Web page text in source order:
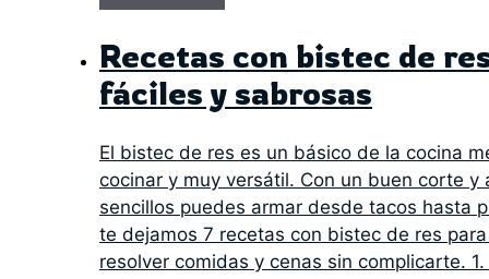
Recetas con bistec de
fáciles y sabrosas
El bistec de res es un básico de la cocina
cocinar y muy versátil. Con un buen corte y
sencillos puedes armar desde tacos hasta
te dejamos 7 recetas con bistec de res
resolver comidas y cenas sin complicarte.